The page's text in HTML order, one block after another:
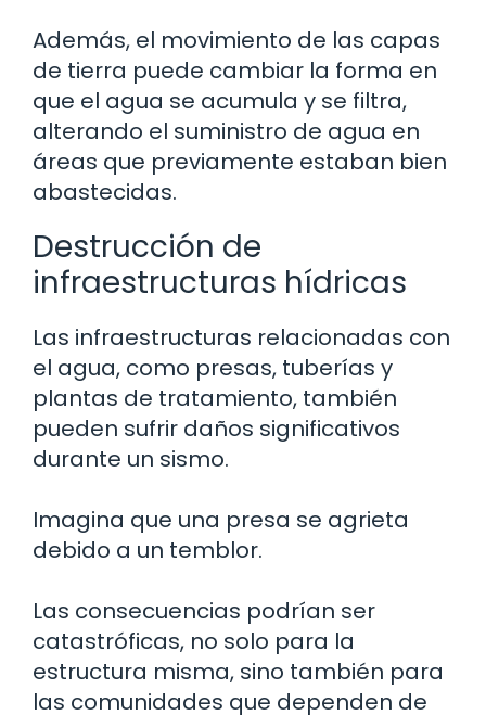
Además, el movimiento de las capas
de tierra puede cambiar la forma en
que el agua se acumula y se filtra,
alterando el suministro de agua en
áreas que previamente estaban bien
abastecidas.
Destrucción de
infraestructuras hídricas
Las infraestructuras relacionadas con
el agua, como presas, tuberías y
plantas de tratamiento, también
pueden sufrir daños significativos
durante un sismo.
Imagina que una presa se agrieta
debido a un temblor.
Las consecuencias podrían ser
catastróficas, no solo para la
estructura misma, sino también para
las comunidades que dependen de